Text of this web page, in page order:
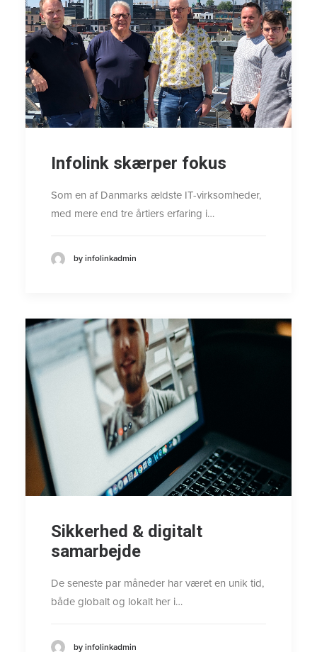
Infolink skærper fokus
Som en af Danmarks ældste IT-virksomheder,
med mere end tre årtiers erfaring i…
by infolinkadmin
Sikkerhed & digitalt
samarbejde
De seneste par måneder har været en unik tid,
både globalt og lokalt her i…
by infolinkadmin